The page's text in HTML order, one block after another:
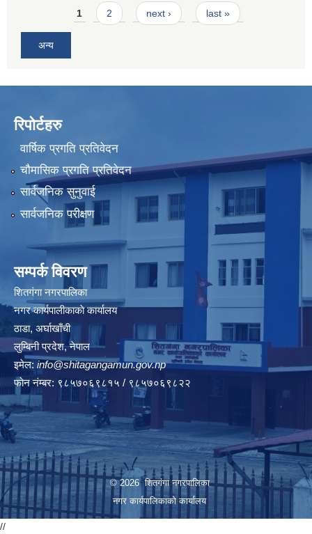
Pages1 2 next › last »
अन्य
रिपोर्टहरु
वार्षिक प्रगति प्रतिवेदन
चौमासिक प्रगति प्रतिवेदन
सार्वजनिक सुनुवाई
सार्वजनिक परीक्षण
सम्पर्क विवरण
शितगंगा नगरपालिका
नगर कार्यपालीकाकाे कार्यालय
ठाडा, अर्घाखाँची
लुम्बिनी प्रदेश, नेपाल
इमेल: info@shitagangamun.gov.np
फोन नंम्बर: ९८५७०६९८१५ / ९८५७०६९८२२
© 2026 शितगंगा नगरपालिका
नगर कार्यपालिकाकाे कार्यालय
//